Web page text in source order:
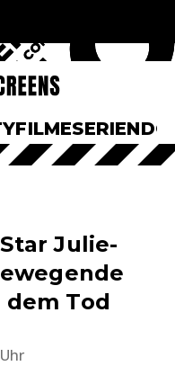
FILMESERIEN
Julie-
Tod